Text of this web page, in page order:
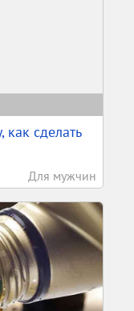
сделать
Для мужчин